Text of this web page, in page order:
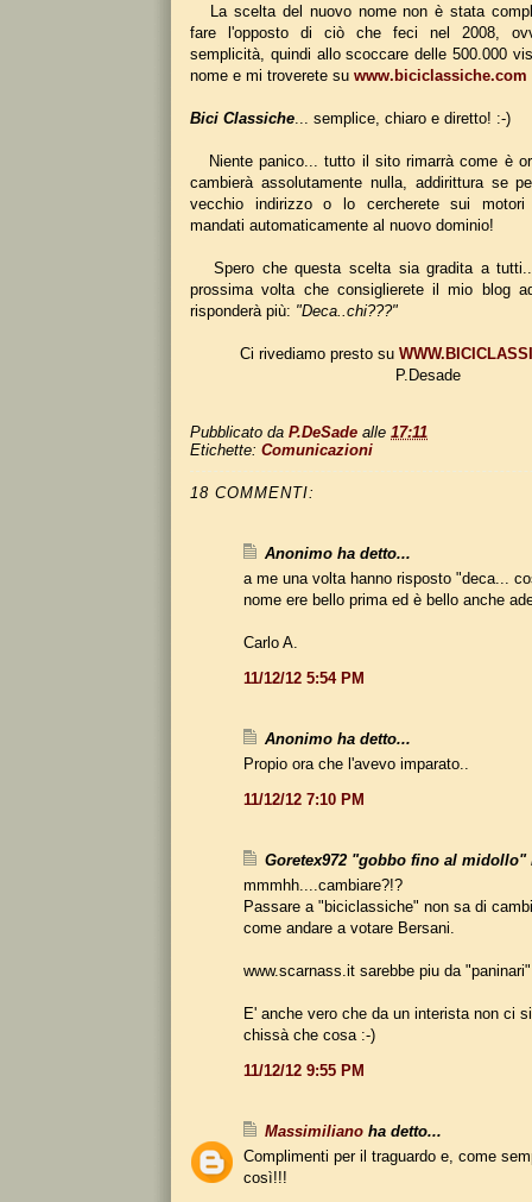
La scelta del nuovo nome non è stata
fare l'opposto di ciò che feci nel 2008,
semplicità, quindi allo scoccare delle 500.000
nome e mi troverete su www.biciclassiche.com
Bici Classiche ... semplice, chiaro e diretto! :-)
Niente panico... tutto il sito rimarrà come è
cambierà assolutamente nulla, addirittura se
vecchio indirizzo o lo cercherete sui
mandati automaticamente al nuovo dominio!
Spero che questa scelta sia gradita a
prossima volta che consiglierete il mio blog
risponderà più: "Deca..chi???"
Ci rivediamo presto su
P.Desade
Pubblicato da P.DeSade alle 17:11
Etichette: Comunicazioni
18 COMMENTI:
Anonimo ha detto...
a me una volta hanno risposto "deca...
nome ere bello prima ed è bello anche
Carlo A.
11/12/12 5:54 PM
Anonimo ha detto...
Propio ora che l'avevo imparato..
11/12/12 7:10 PM
Goretex972 "gobbo fino al midollo"
mmmhh....cambiare?!?
Passare a "biciclassiche" non sa di
come andare a votare Bersani.
www.scarnass.it sarebbe piu da
E' anche vero che da un interista non ci
chissà che cosa :-)
11/12/12 9:55 PM
Massimiliano ha detto...
Complimenti per il traguardo e, come
così!!!